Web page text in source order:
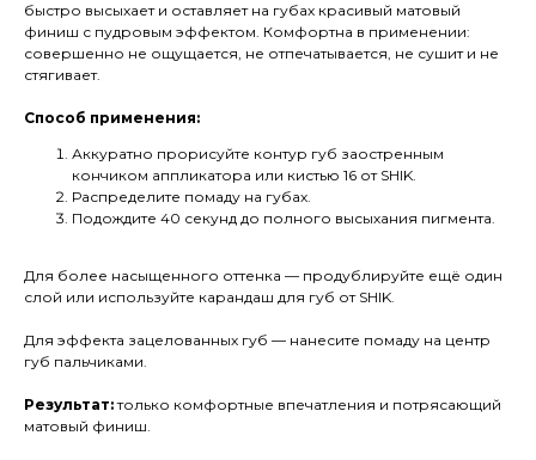
быстро высыхает и оставляет на губах красивый матовый
финиш с пудровым эффектом. Комфортна в применении:
совершенно не ощущается, не отпечатывается, не сушит и не
стягивает.
Способ применения:
Аккуратно прорисуйте контур губ заостренным
кончиком аппликатора или кистью 16 от SHIK.
Распределите помаду на губах.
Подождите 40 секунд до полного высыхания пигмента.
Для более насыщенного оттенка — продублируйте ещё один
слой или используйте карандаш для губ от SHIK.
Для эффекта зацелованных губ — нанесите помаду на центр
губ пальчиками.
Результат:только комфортные впечатления и потрясающий
матовый финиш.